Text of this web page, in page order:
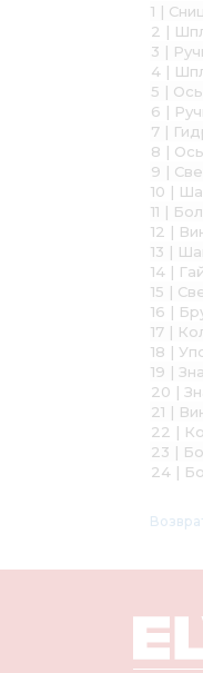
1 |
2 |
3 |
4 |
5 |
6 |
7 |
8 |
9 |
10 |
11 |
12 |
13 |
14 |
15 |
16 |
17 |
18 |
19 |
20 |
21 |
22 |
23 |
24 |